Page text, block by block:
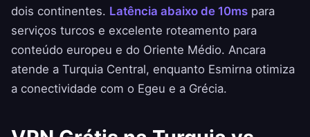
dois continentes. Latência abaixo de 10ms para
serviços turcos e excelente roteamento para
conteúdo europeu e do Oriente Médio. Ancara
atende a Turquia Central, enquanto Esmirna otimiza
a conectividade com o Egeu e a Grécia.